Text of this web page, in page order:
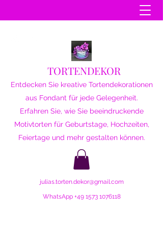
TORTENDEKOR
Entdecken Sie kreative Tortendekorationen
aus Fondant für jede Gelegenheit.
Erfahren Sie, wie Sie beeindruckende
Motivtorten für Geburtstage, Hochzeiten,
Feiertage und mehr gestalten können.
julias.torten.dekor@gmail.com
WhatsApp +49 1573 1076118